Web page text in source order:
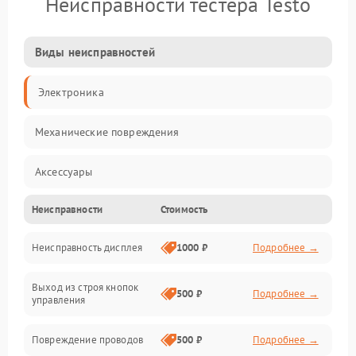
Виды неисправностей
Электроника
Механические повреждения
Аксессуары
Электропитание
Измерения
Индикация
Неисправности Стоимость
Неисправность дисплея 1000 ₽ Подробнее →
Выход из строя кнопок
управления
500 ₽ Подробнее →
Повреждение проводов 500 ₽ Подробнее →